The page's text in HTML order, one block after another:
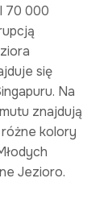
70 000
się
Na
znajdują
kolory
Jezioro.